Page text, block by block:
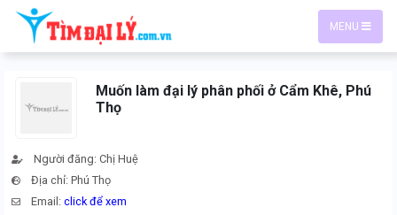
MENU
Muốn làm đại lý phân phối ở Cẩm Khê, Phú
Thọ
Người đăng: Chị Huệ
Địa chỉ: Phú Thọ
Email:click để xem